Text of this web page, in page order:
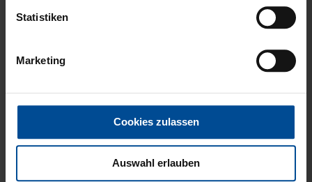
Statistiken
Marketing
Cookies zulassen
Auswahl erlauben